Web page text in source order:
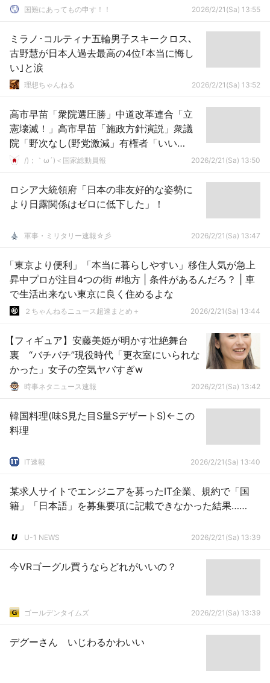
を飲んでいて記憶にありません」と容疑を否認する38
国難にあってもの申す！！ 2026/2/21(Sa) 13:55
ミラノ･コルティナ五輪男子スキークロス､
古野慧が日本人過去最高の4位｢本当に悔し
い｣と涙
理想ちゃんねる 2026/2/21(Sa) 13:52
高市早苗「衆院選圧勝」中道改革連合「立
憲壊滅！」高市早苗「施政方針演説」衆議
院「野次なし(野党激減」有権者「いい
ね！」X民「立憲幹事長の発言晒す(動画」
/)；｀ω´)＜国家総動員報 2026/2/21(Sa) 13:50
ロシア大統領府「日本の非友好的な姿勢に
より日露関係はゼロに低下した」！
軍事・ミリタリー速報☆彡 2026/2/21(Sa) 13:47
「東京より便利」「本当に暮らしやすい」移住人気が急上
昇中プロが注目4つの街 #地方 | 条件があるんだろ？ | 車
で生活出来ない東京に良く住めるよな
２ちゃんねるニュース超速まとめ＋ 2026/2/21(Sa) 13:44
【フィギュア】安藤美姫が明かす壮絶舞台
裏 “バチバチ”現役時代「更衣室にいられな
かった」女子の空気ヤバすぎw
時事ネタニュース速報 2026/2/21(Sa) 13:42
韓国料理(味S見た目S量SデザートS)←この
料理
IT速報 2026/2/21(Sa) 13:40
某求人サイトでエンジニアを募ったIT企業、規約で「国
籍」「日本語」を募集要項に記載できなかった結果……
U-1 NEWS 2026/2/21(Sa) 13:39
今VRゴーグル買うならどれがいいの？
ゴールデンタイムズ 2026/2/21(Sa) 13:39
デグーさん いじわるかわいい